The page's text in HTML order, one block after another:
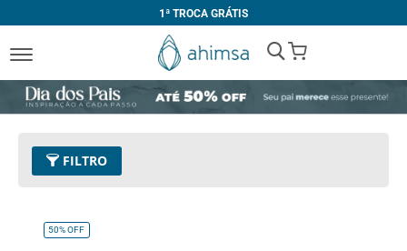
1ª TROCA GRÁTIS
My Cart
FILTRO
Limpar Tudo
50%OFF